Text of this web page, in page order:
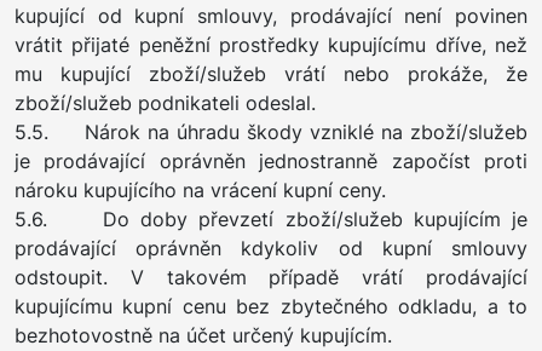
kupující od kupní smlouvy, prodávající není povinen
vrátit přijaté peněžní prostředky kupujícímu dříve, než
mu kupující zboží/služeb vrátí nebo prokáže, že
zboží/služeb podnikateli odeslal.
5.5. Nárok na úhradu škody vzniklé na zboží/služeb
je prodávající oprávněn jednostranně započíst proti
nároku kupujícího na vrácení kupní ceny.
5.6. Do doby převzetí zboží/služeb kupujícím je
prodávající oprávněn kdykoliv od kupní smlouvy
odstoupit. V takovém případě vrátí prodávající
kupujícímu kupní cenu bez zbytečného odkladu, a to
bezhotovostně na účet určený kupujícím.